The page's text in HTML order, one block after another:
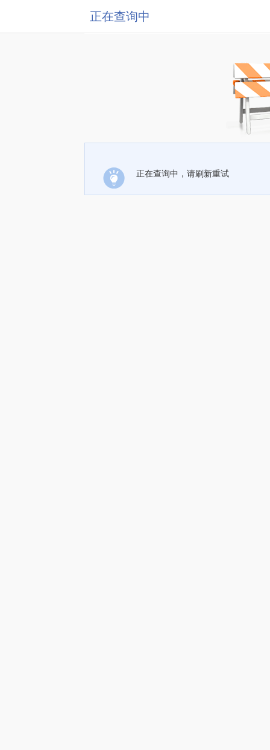
正在查询中
正在查询中，请刷新重试